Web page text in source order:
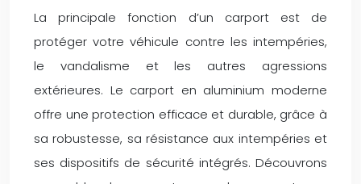
La principale fonction d’un carport est de
protéger votre véhicule contre les intempéries,
le vandalisme et les autres agressions
extérieures. Le carport en aluminium moderne
offre une protection efficace et durable, grâce à
sa robustesse, sa résistance aux intempéries et
ses dispositifs de sécurité intégrés. Découvrons